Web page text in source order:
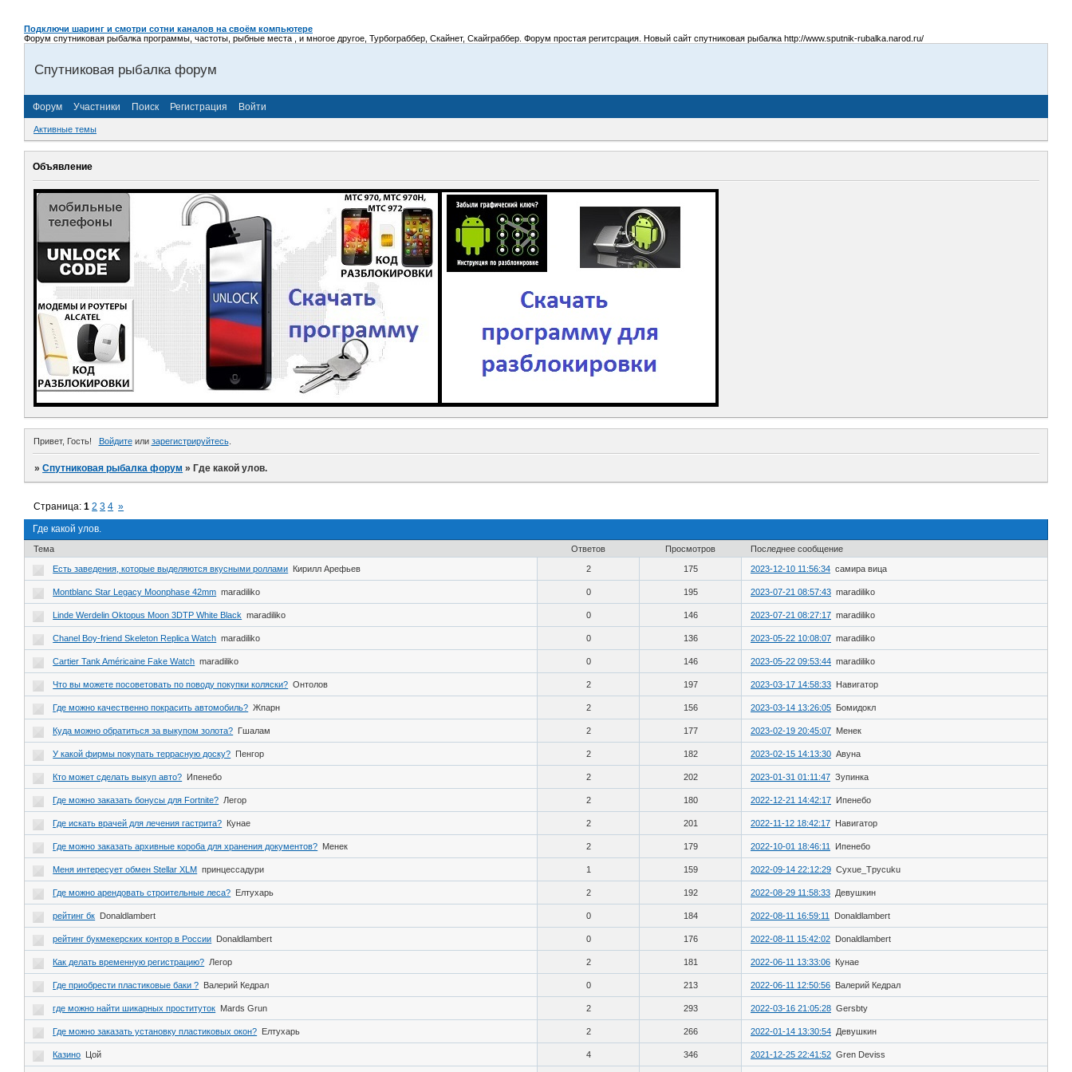
Подключи шаринг и смотри сотни каналов на своём компьютере
Форум спутниковая рыбалка программы, частоты, рыбные места , и многое другое, Турбограббер, Скайнет, Скайграббер. Форум простая регитсрация. Новый сайт спутниковая рыбалка http://www.sputnik-rubalka.narod.ru/
Спутниковая рыбалка форум
Форум Участники Поиск Регистрация Войти
Активные темы
Объявление
Привет, Гость! Войдитеили зарегистрируйтесь.
»Спутниковая рыбалка форум » Где какой улов.
Где какой улов.
Страница:1 2 3 4 »
Тема Ответов Просмотров Последнее сообщение
Есть заведения, которые выделяются вкусными роллами Кирилл Арефьев 2 175 2023-12-10 11:56:34 самира вица
Montblanc Star Legacy Moonphase 42mm maradiliko 0 195 2023-07-21 08:57:43 maradiliko
Linde Werdelin Oktopus Moon 3DTP White Black maradiliko 0 146 2023-07-21 08:27:17 maradiliko
Chanel Boy-friend Skeleton Replica Watch maradiliko 0 136 2023-05-22 10:08:07 maradiliko
Cartier Tank Américaine Fake Watch maradiliko 0 146 2023-05-22 09:53:44 maradiliko
Что вы можете посоветовать по поводу покупки коляски? Онтолов 2 197 2023-03-17 14:58:33 Навигатор
Где можно качественно покрасить автомобиль? Жпарн 2 156 2023-03-14 13:26:05 Бомидокл
Куда можно обратиться за выкупом золота? Гшалам 2 177 2023-02-19 20:45:07 Менек
У какой фирмы покупать террасную доску? Пенгор 2 182 2023-02-15 14:13:30 Авуна
Кто может сделать выкуп авто? Ипенебо 2 202 2023-01-31 01:11:47 Зупинка
Где можно заказать бонусы для Fortnite? Легор 2 180 2022-12-21 14:42:17 Ипенебо
Где искать врачей для лечения гастрита? Кунае 2 201 2022-11-12 18:42:17 Навигатор
Где можно заказать архивные короба для хранения документов? Менек 2 179 2022-10-01 18:46:11 Ипенебо
Меня интересует обмен Stellar XLM принцессадури 1 159 2022-09-14 22:12:29 Cyxue_Tpycuku
Где можно арендовать строительные леса? Елтухарь 2 192 2022-08-29 11:58:33 Девушкин
рейтинг бк Donaldlambert 0 184 2022-08-11 16:59:11 Donaldlambert
рейтинг букмекерских контор в России Donaldlambert 0 176 2022-08-11 15:42:02 Donaldlambert
Как делать временную регистрацию? Легор 2 181 2022-06-11 13:33:06 Кунае
Где приобрести пластиковые баки ? Валерий Кедрал 0 213 2022-06-11 12:50:56 Валерий Кедрал
где можно найти шикарных проституток Mards Grun 2 293 2022-03-16 21:05:28 Gersbty
Где можно заказать установку пластиковых окон? Елтухарь 2 266 2022-01-14 13:30:54 Девушкин
Казино Цой 4 346 2021-12-25 22:41:52 Gren Deviss